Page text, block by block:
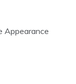
Appearance